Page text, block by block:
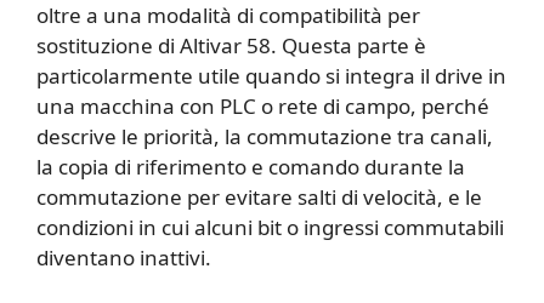
oltre a una modalità di compatibilità per
sostituzione di Altivar 58. Questa parte è
particolarmente utile quando si integra il drive in
una macchina con PLC o rete di campo, perché
descrive le priorità, la commutazione tra canali,
la copia di riferimento e comando durante la
commutazione per evitare salti di velocità, e le
condizioni in cui alcuni bit o ingressi commutabili
diventano inattivi.